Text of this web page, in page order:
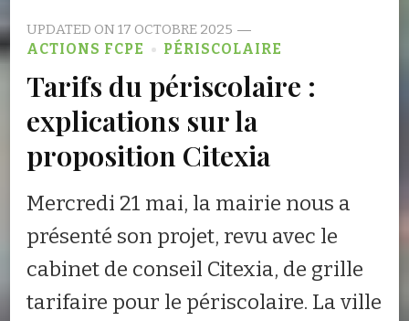
UPDATED ON17 OCTOBRE 2025
ACTIONS FCPE
PÉRISCOLAIRE
Tarifs du périscolaire :
explications sur la
proposition Citexia
Mercredi 21 mai, la mairie nous a
présenté son projet, revu avec le
cabinet de conseil Citexia, de grille
tarifaire pour le périscolaire. La ville